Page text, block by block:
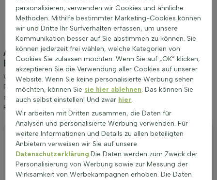
Anpflanzung und Pflege Prunus 'Accolade'
Halbstamm 120cm Stamm(Frühlingskirsche)
Wir möchten Ihnen einige Tipps zur Anpflanzung und Pflege von
Prunus 'Accolade' Halbstamm 120cm Stamm geben. Wenn Sie
diese Tipps befolgen, werden Sie lange Freude an
Frühlingskirsche haben.
Anpflanzen
Stutzen
Bewässerung
personalisieren, verwenden wir Cookies und ähnliche
Methoden. Mithilfe bestimmter Marketing-Cookies können
wir und Dritte Ihr Surfverhalten erfassen, um unsere
Kommunikation besser auf Sie abstimmen zu können. Sie
können jederzeit frei wählen, welche Kategorien von
Cookies Sie zulassen möchten. Wenn Sie auf „OK“ klicken,
akzeptieren Sie die Verwendung aller Cookies auf unserer
Website. Wenn Sie keine personalisierte Werbung sehen
möchten, können Sie sie hier ablehnen. Das können Sie
auch selbst einstellen! Und zwar hier.
Wir arbeiten mit Dritten zusammen, die Daten für
Analysen und personalisierte Werbung verwenden. Für
weitere Informationen und Details zu allen beteiligten
Anbietern verweisen wir Sie auf unsere
Datenschutzerklärung.Die Daten werden zum Zweck der
Personalisierung von Werbung sowie zur Messung der
Wirksamkeit von Werbekampagnen erhoben. Die Daten